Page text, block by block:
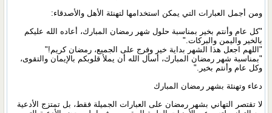
ومن أجمل العبارات التي يمكن استخدامها لتهنئة الأهل والأصدقاء:
"كل عام وأنتم بخير بمناسبة حلول شهر رمضان المبارك، أعاده الله عليكم
بالخير واليمن والبركات."
"اللهم اجعل هذا الشهر بداية خير وفرج على الجميع، رمضان كريم!"
"بمناسبة شهر رمضان المبارك، أسأل الله أن يملأ قلوبكم بالإيمان والتقوى،
وكل عام وأنتم بخير."
دعاء وتهنئة بشهر رمضان المبارك
لا تقتصر التهاني بشهر رمضان على العبارات الجميلة فقط، بل تمتزج الأدعية